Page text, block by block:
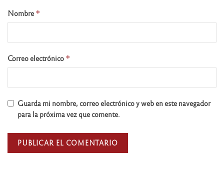
Nombre *
Correo electrónico *
Guarda mi nombre, correo electrónico y web en este navegador
para la próxima vez que comente.